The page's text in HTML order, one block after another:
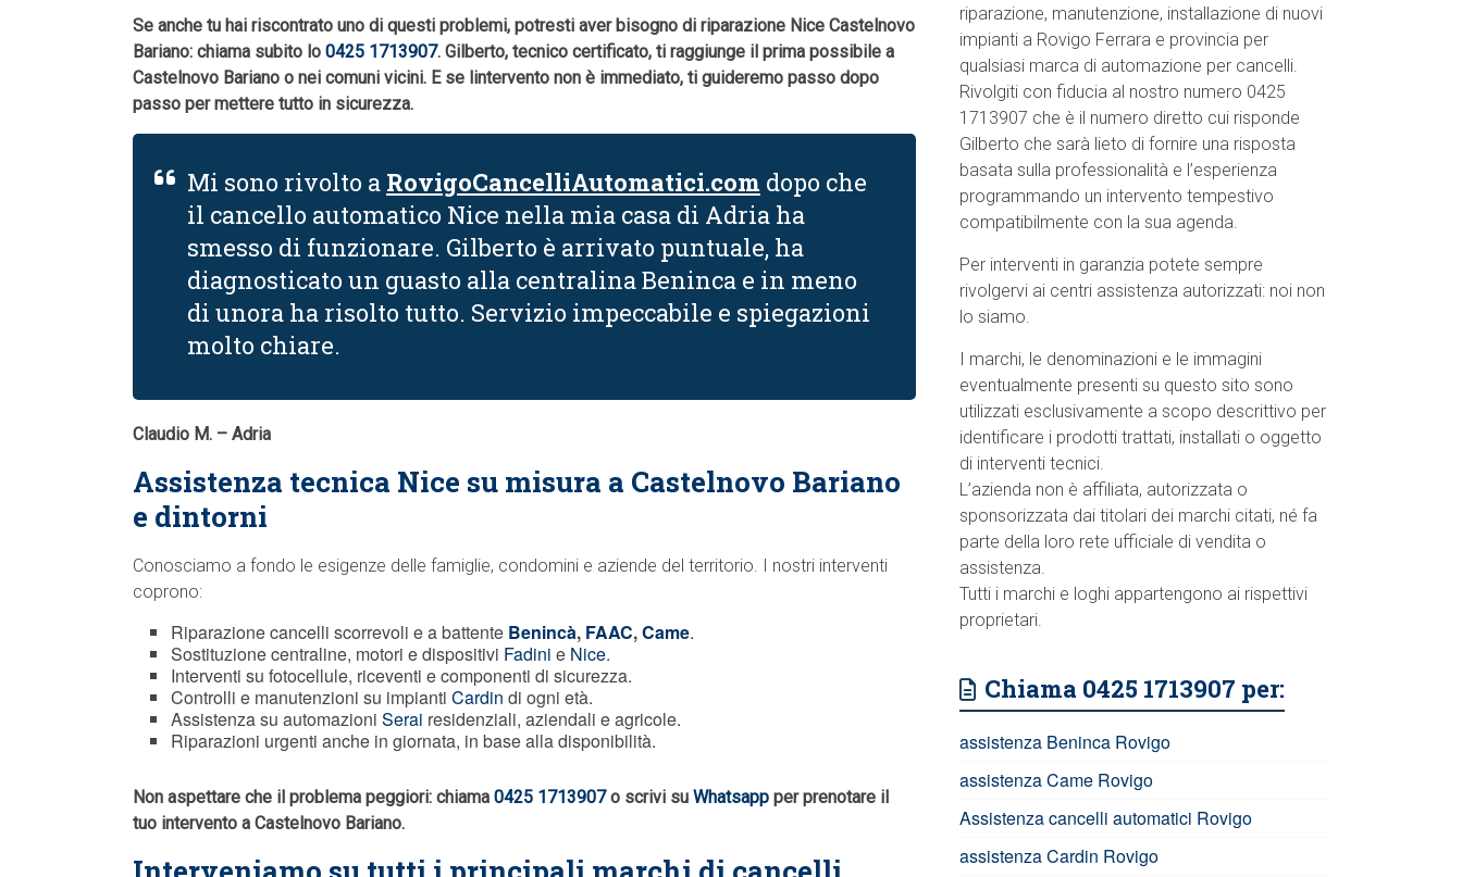
Se anche tu hai riscontrato uno di questi problemi, potresti aver bisogno di riparazione Nice Castelnovo
Bariano: chiama subito lo 0425 1713907. Gilberto, tecnico certificato, ti raggiunge il prima possibile a
Castelnovo Bariano o nei comuni vicini. E se lintervento non è immediato, ti guideremo passo dopo
passo per mettere tutto in sicurezza.
Mi sono rivolto a RovigoCancelliAutomatici.com dopo che
il cancello automatico Nice nella mia casa di Adria ha
smesso di funzionare. Gilberto è arrivato puntuale, ha
diagnosticato un guasto alla centralina Beninca e in meno
di unora ha risolto tutto. Servizio impeccabile e spiegazioni
molto chiare.
Claudio M. – Adria
Assistenza tecnica Nice su misura a Castelnovo Bariano
e dintorni
Conosciamo a fondo le esigenze delle famiglie, condomini e aziende del territorio. I nostri interventi
coprono:
Riparazione cancelli scorrevoli e a battente Benincà, FAAC,Came.
Sostituzione centraline, motori e dispositivi Fadini e Nice.
Interventi su fotocellule, riceventi e componenti di sicurezza.
Controlli e manutenzioni su impianti Cardin di ogni età.
Assistenza su automazioni Serai residenziali, aziendali e agricole.
Riparazioni urgenti anche in giornata, in base alla disponibilità.
Non aspettare che il problema peggiori: chiama 0425 1713907o scrivi su Whatsapp per prenotare il
tuo intervento a Castelnovo Bariano.
riparazione, manutenzione, installazione di nuovi
impianti a Rovigo Ferrara e provincia per
qualsiasi marca di automazione per cancelli.
Rivolgiti con fiducia al nostro numero 0425
1713907 che è il numero diretto cui risponde
Gilberto che sarà lieto di fornire una risposta
basata sulla professionalità e l’esperienza
programmando un intervento tempestivo
compatibilmente con la sua agenda.
Per interventi in garanzia potete sempre
rivolgervi ai centri assistenza autorizzati: noi non
lo siamo.
I marchi, le denominazioni e le immagini
eventualmente presenti su questo sito sono
utilizzati esclusivamente a scopo descrittivo per
identificare i prodotti trattati, installati o oggetto
di interventi tecnici.
L’azienda non è affiliata, autorizzata o
sponsorizzata dai titolari dei marchi citati, né fa
parte della loro rete ufficiale di vendita o
assistenza.
Tutti i marchi e loghi appartengono ai rispettivi
proprietari.
Chiama 0425 1713907 per:
assistenza Beninca Rovigo
assistenza Came Rovigo
Assistenza cancelli automatici Rovigo
assistenza Cardin Rovigo